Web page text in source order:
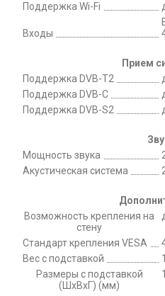
Поддержка Wi-Fi
Входы
Прием
Поддержка DVB-T2
Поддержка DVB-C
Поддержка DVB-S2
Мощность звука
Акустическая система
Возможность крепления на
стену
Стандарт крепления VESA
Вес с подставкой
Размеры с подставкой
(ШxВxГ) (мм)